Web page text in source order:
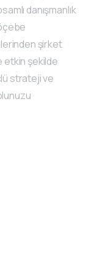
danışmanlık
şirket
etkin şekilde
strateji ve